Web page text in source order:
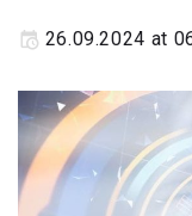
26.09.2024 at